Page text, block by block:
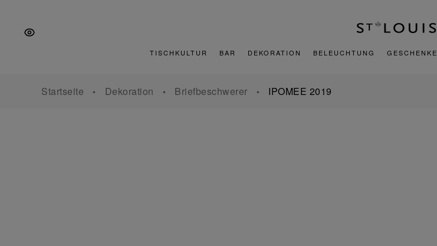
springen
springen
springen
TISCHKULTUR BAR DEKORATION BELEUCHTUNG GESCHENKE
Startseite Dekoration Briefbeschwerer IPOMEE 2019